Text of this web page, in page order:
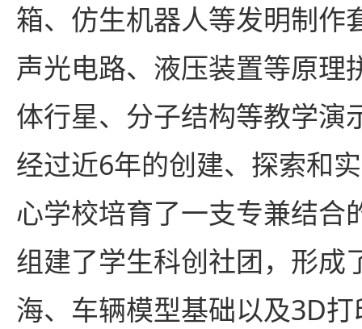
箱、仿生机器人等发明制作
声光电路、液压装置等原理
体行星、分子结构等教学演
经过近6年的创建、探索和
心学校培育了一支专兼结合
组建了学生科创社团，形成
海、车辆模型基础以及3D